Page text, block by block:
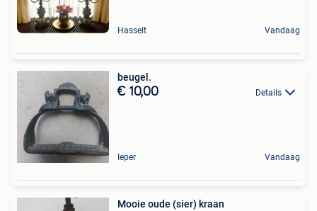
Hasselt Vandaag
beugel.
€ 10,00 Details
Ieper Vandaag
Mooie oude (sier) kraan